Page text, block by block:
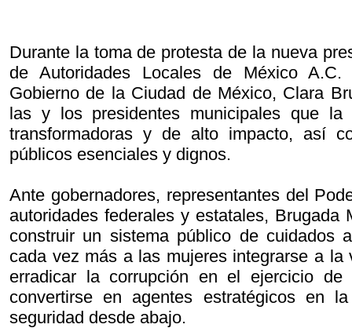
Durante la toma de protesta de la nueva
de Autoridades Locales de México
Gobierno de la Ciudad de México, Clara
las y los presidentes municipales que la
transformadoras y de alto impacto, así
públicos esenciales y dignos.
Ante gobernadores, representantes del
autoridades federales y estatales, Brugada
construir un sistema público de cuidados
cada vez más a las mujeres integrarse a la
erradicar la corrupción en el ejercicio
convertirse en agentes estratégicos en
seguridad desde abajo.